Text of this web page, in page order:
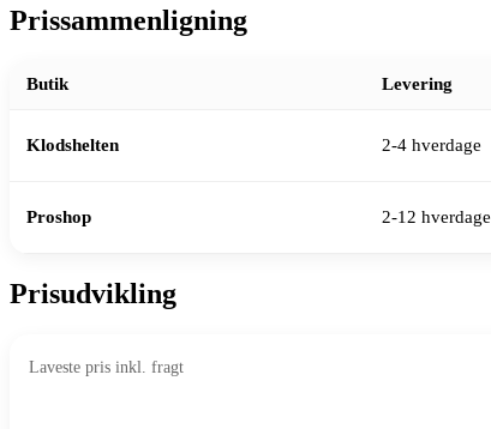
Prissammenligning
Butik Levering
Klodshelten 2-4 hverdage
Proshop 2-12 hverdage
Prisudvikling
Laveste pris inkl. fragt